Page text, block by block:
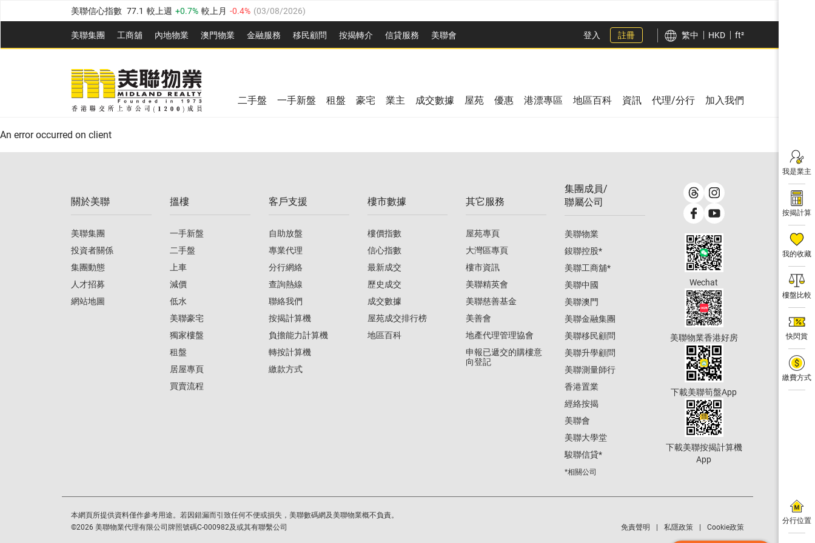
美聯信心指數 77.1 較上週 0.7% 較上月 -0.4% (03/08/2026)
全港樓價指數 149.1 較上週 0% 較上月 0.4% (03/08/2026)
港島樓價指數 157.4 較上週 -0.3% 較上月 -0.8% (03/08/2026)
九龍樓價指數 156.4 較上週 -0.1%
新界樓價指數 134.8 較上週 0.1% 0.9% 03/08/2026
美聯信心指數 77.1 較上週 0.7% 較上月
美聯集團 工商舖 內地物業 澳門物業 金融服務 移民顧問 按揭轉介 信貸服務 美聯會
全港樓價指數 149.1 較上週 0% 較上月
美聯信心指數 較上週 0.7% 03/08/2026)
登入 註冊 繁中 HKD ft²
我是業主
按揭計算
我的收藏
樓盤比較
快閃賞
繳費方式
分行位置
二手盤 一手新盤 租盤 豪宅 業主 成交數據 屋苑 優惠 港漂專區 地區百科 資訊 代理/分行 加入我們
An error occurred on client
關於美聯
美聯集團
投資者關係
集團動態
人才招募
網站地圖
搵樓
一手新盤
二手盤
上車
減價
低水
美聯豪宅
獨家樓盤
租盤
居屋專頁
買賣流程
客戶支援
自助放盤
專業代理
分行網絡
查詢熱線
聯絡我們
按揭計算機
負擔能力計算機
轉按計算機
繳款方式
樓市數據
樓價指數
信心指數
最新成交
歷史成交
成交數據
屋苑成交排行榜
地區百科
其它服務
屋苑專頁
大灣區專頁
樓市資訊
美聯精英會
美聯慈善基金
美善會
地產代理管理協會
申報已遞交的購樓意
向登記
集團成員/
聯屬公司
美聯物業
鋑聯控股*
美聯工商舖*
美聯中國
美聯澳門
美聯金融集團
美聯移民顧問
美聯升學顧問
美聯測量師行
香港置業
經絡按揭
美聯會
美聯大學堂
駿聯信貸*
*相關公司
Wechat
美聯物業香港好房
下載美聯筍盤App
下載美聯按揭計算機
App
本網頁所提供資料僅作參考用途。若因錯漏而引致任何不便或損失，美聯數碼網及美聯物業概不負責。
©2026 美聯物業代理有限公司牌照號碼C-000982及或其有聯繫公司 免責聲明 私隱政策 Cookie政策